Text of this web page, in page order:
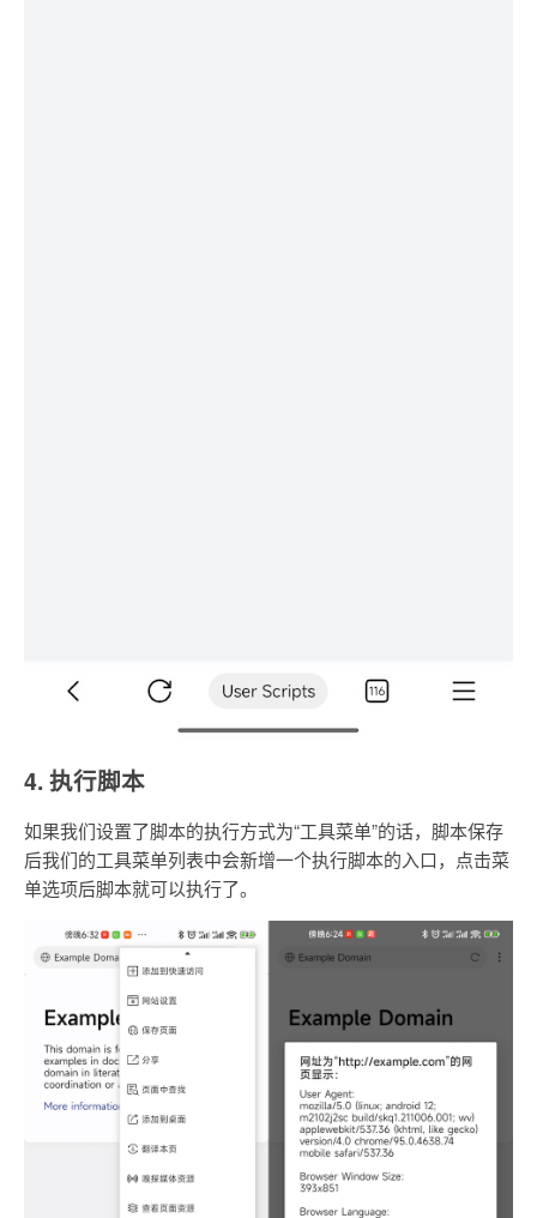
4. 执行脚本
如果我们设置了脚本的执行方式为“工具菜单”的话，脚本保存
后我们的工具菜单列表中会新增一个执行脚本的入口，点击菜
单选项后脚本就可以执行了。